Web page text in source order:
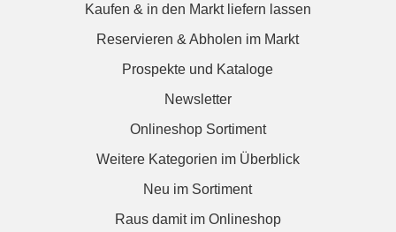
Kaufen & in den Markt liefern lassen
Reservieren & Abholen im Markt
Prospekte und Kataloge
Newsletter
Onlineshop Sortiment
Weitere Kategorien im Überblick
Neu im Sortiment
Raus damit im Onlineshop